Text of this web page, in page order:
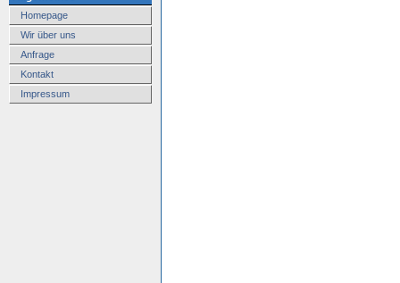
Homepage
Wir über uns
Anfrage
Kontakt
Impressum